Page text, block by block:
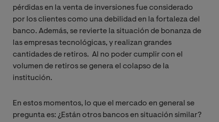
pérdidas en la venta de inversiones fue considerado
por los clientes como una debilidad en la fortaleza del
banco. Además, se revierte la situación de bonanza de
las empresas tecnológicas, y realizan grandes
cantidades de retiros. Al no poder cumplir con el
volumen de retiros se genera el colapso de la
institución.
En estos momentos, lo que el mercado en general se
pregunta es: ¿Están otros bancos en situación similar?